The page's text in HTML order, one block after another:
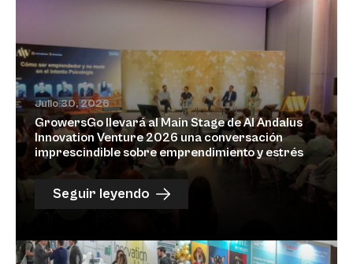
Julio 30, 2026
GrowersGo llevará al Main Stage de Al Andalus
Innovation Venture 2026 una conversación
imprescindible sobre emprendimiento y estrés
Seguir leyendo